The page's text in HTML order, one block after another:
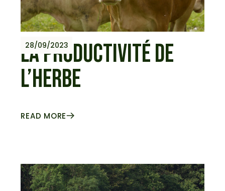
28/09/2023
LA PRODUCTIVITÉ DE
L’HERBE
READ MORE